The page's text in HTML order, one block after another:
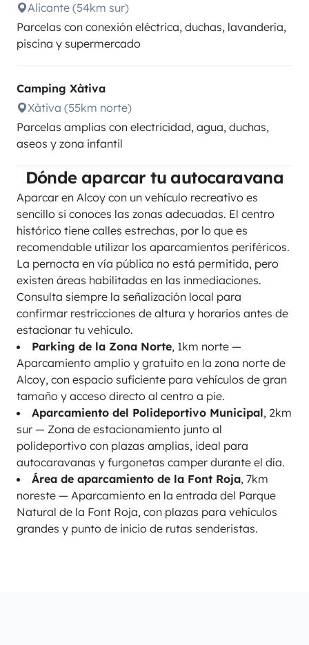
Alicante (54km sur)
Parcelas con conexión eléctrica, duchas, lavandería,
piscina y supermercado
Camping Xàtiva
Xàtiva (55km norte)
Parcelas amplias con electricidad, agua, duchas,
aseos y zona infantil
Dónde aparcar tu autocaravana
Aparcar en Alcoy con un vehículo recreativo es
sencillo si conoces las zonas adecuadas. El centro
histórico tiene calles estrechas, por lo que es
recomendable utilizar los aparcamientos periféricos.
La pernocta en vía pública no está permitida, pero
existen áreas habilitadas en las inmediaciones.
Consulta siempre la señalización local para
confirmar restricciones de altura y horarios antes de
estacionar tu vehículo.
Parking de la Zona Norte, 1km norte —
Aparcamiento amplio y gratuito en la zona norte de
Alcoy, con espacio suficiente para vehículos de gran
tamaño y acceso directo al centro a pie.
Aparcamiento del Polideportivo Municipal, 2km
sur — Zona de estacionamiento junto al
polideportivo con plazas amplias, ideal para
autocaravanas y furgonetas camper durante el día.
Área de aparcamiento de la Font Roja, 7km
noreste — Aparcamiento en la entrada del Parque
Natural de la Font Roja, con plazas para vehículos
grandes y punto de inicio de rutas senderistas.